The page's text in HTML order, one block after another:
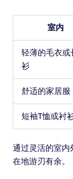
室内
轻薄的毛衣或
衫
舒适的家居服
短袖T恤或衬
通过灵活的室内
在地游刃有余。